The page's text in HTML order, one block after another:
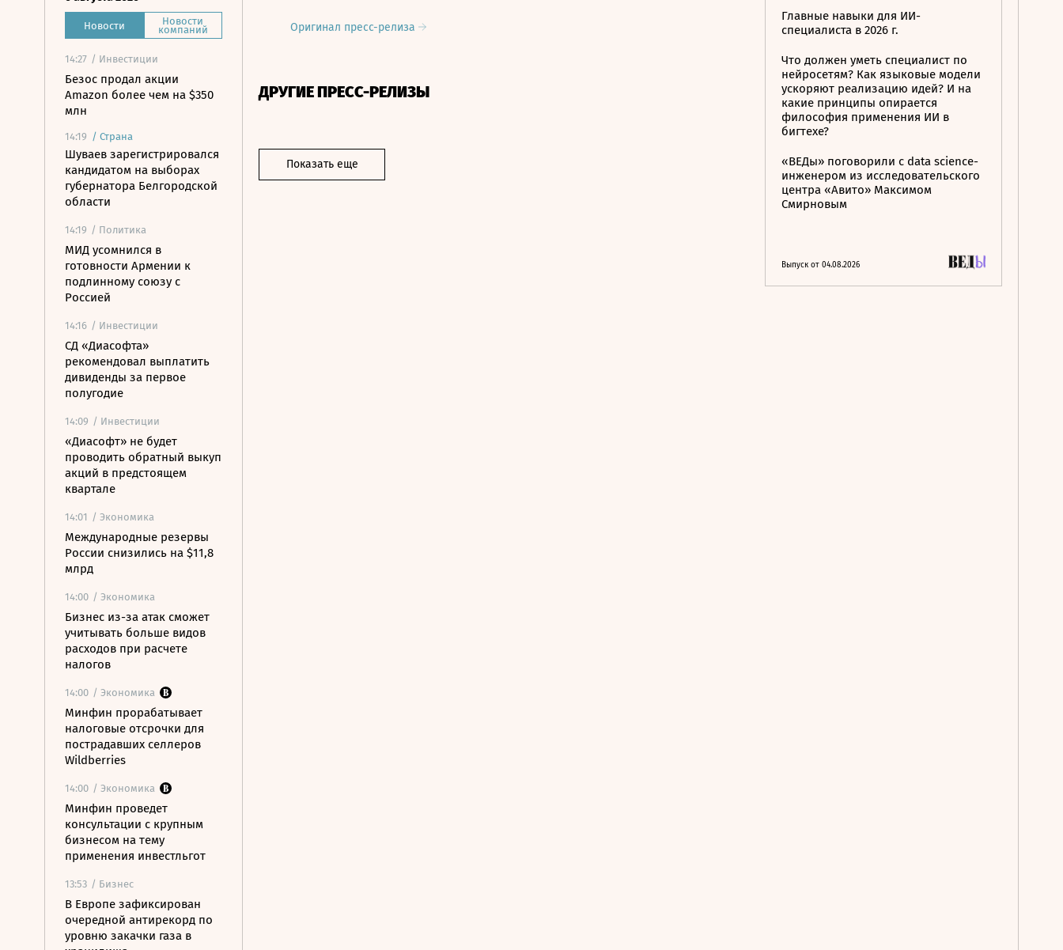
Новости Новости
компаний
14:27 / Инвестиции
Безос продал акции
Amazon более чем на $350
млн
14:19 / Страна
Шуваев зарегистрировался
кандидатом на выборах
губернатора Белгородской
области
14:19 / Политика
МИД усомнился в
готовности Армении к
подлинному союзу с
Россией
14:16 / Инвестиции
СД «Диасофта»
рекомендовал выплатить
дивиденды за первое
полугодие
14:09 / Инвестиции
«Диасофт» не будет
проводить обратный выкуп
акций в предстоящем
квартале
14:01 / Экономика
Международные резервы
России снизились на $11,8
млрд
14:00 / Экономика
Бизнес из-за атак сможет
учитывать больше видов
расходов при расчете
налогов
14:00 / Экономика
Минфин прорабатывает
налоговые отсрочки для
пострадавших селлеров
Wildberries
14:00 / Экономика
Минфин проведет
консультации с крупным
бизнесом на тему
применения инвестльгот
13:53 / Бизнес
В Европе зафиксирован
очередной антирекорд по
уровню закачки газа в
Оригинал пресс-релиза
ДРУГИЕ ПРЕСС-РЕЛИЗЫ
Показать еще
Главные навыки для ИИ-
специалиста в 2026 г.
Что должен уметь специалист по
нейросетям? Как языковые модели
ускоряют реализацию идей? И на
какие принципы опирается
философия применения ИИ в
бигтехе?
«ВЕДы» поговорили с data science-
инженером из исследовательского
центра «Авито» Максимом
Смирновым
Выпуск от 04.08.2026